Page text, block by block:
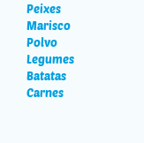
Peixes
Marisco
Polvo
Legumes
Batatas
Carnes